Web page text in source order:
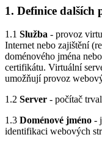
1. Definice dalších
1.1 Služba - provoz
Internet nebo zajištění
doménového jména
certifikátu. Virtuální
umožňují provoz
1.2 Server - počítač
1.3 Doménové jméno -
identifikaci webových